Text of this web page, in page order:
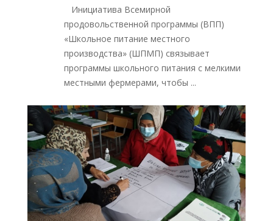
Инициатива Всемирной
продовольственной программы (ВПП)
«Школьное питание местного
производства» (ШПМП) связывает
программы школьного питания с мелкими
местными фермерами, чтобы ...